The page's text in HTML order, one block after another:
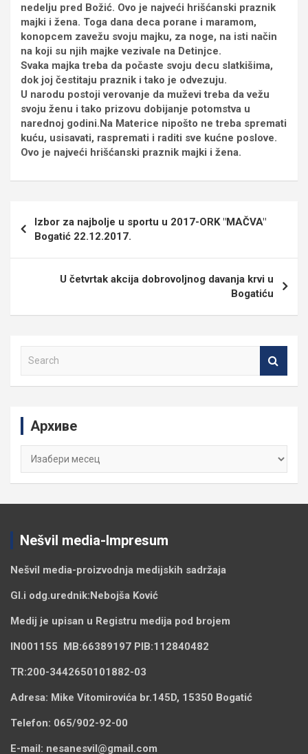
nedelju pred Božić. Ovo je najveći hrišćanski praznik
majki i žena. Toga dana deca porane i maramom,
konopcem zavežu svoju majku, za noge, na isti način
na koji su njih majke vezivale na Detinjce.
Svaka majka treba da počaste svoju decu slatkišima,
dok joj čestitaju praznik i tako je odvezuju.
U narodu postoji verovanje da muževi treba da vežu
svoju ženu i tako prizovu dobijanje potomstva u
narednoj godini.Na Materice nipošto ne treba spremati
kuću, usisavati, raspremati i raditi sve kućne poslove.
Ovo je najveći hrišćanski praznik majki i žena.
чланка
Izbor za najbolje u sportu u 2017-ORK "MAČVA"
Bogatić 22.12.2017.
U četvrtak akcija dobrovoljnog davanja krvi u
Bogatiću
Архиве
Архиве
Nešvil media-Impresum
Nešvil media-proizvodnja medijskih sadržaja
Gl.i odg.urednik:Nebojša Ković
Medij je upisan u Registru medija pod brojem
IN001155 MB:66389197 PIB:112840482
TR:200-3442650101882-03
Adresa: Mike Vitomirovića br.145D, 15350 Bogatić
Telefon: 065/902-92-00
E-mail: nesanesvil@gmail.com